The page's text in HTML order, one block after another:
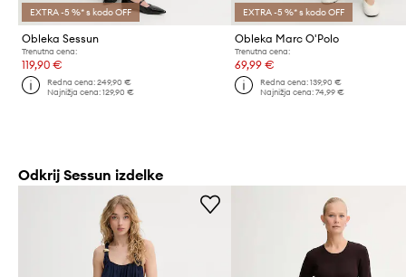
EXTRA -5 %* s kodo OFF
Obleka Sessun
Trenutna cena:
119,90 €
Redna cena:249,90 €
Najnižja cena:129,90 €
EXTRA -5 %* s kodo OFF
Obleka Marc O'Polo
Trenutna cena:
69,99 €
Redna cena: 139,90 €
Najnižja cena: 74,99 €
Odkrij Sessun izdelke